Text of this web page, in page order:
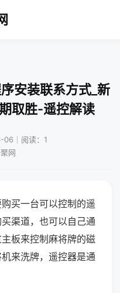
安装联系方式_新
取胜-遥控解读
｜阅读：1
网
买一台可以控制的遥
渠道，也可以自己通
板来控制麻将牌的磁
来洗牌，遥控器是通